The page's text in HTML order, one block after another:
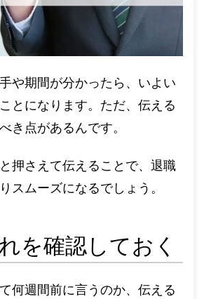
や期間が分かったら、いよい
とになります。ただ、伝える
き点があるんです。
押さえて伝えることで、退職
スムーズになるでしょう。
を確認しておく
何週間前に言うのか、伝える